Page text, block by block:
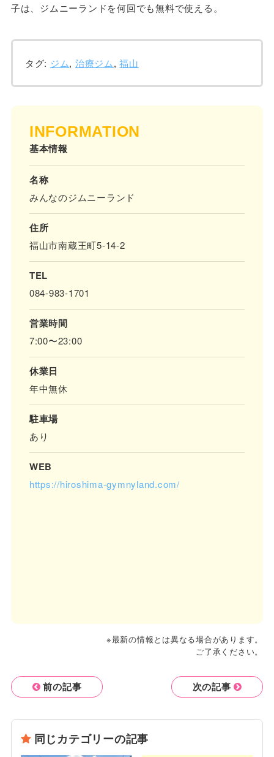
子は、ジムニーランドを何回でも無料で使える。
タグ: ジム, 治療ジム,福山
INFORMATION
基本情報
名称
みんなのジムニーランド
住所
福山市南蔵王町5-14-2
TEL
084-983-1701
営業時間
7:00〜23:00
休業日
年中無休
駐車場
あり
WEB
https://hiroshima-gymnyland.com/
※最新の情報とは異なる場合があります。
ご了承ください。
前の記事 次の記事
同じカテゴリーの記事